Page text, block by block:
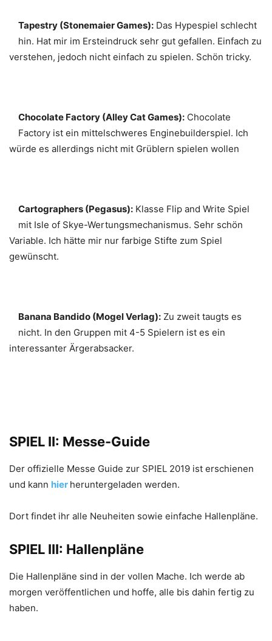
Tapestry (Stonemaier Games): Das Hypespiel schlecht
hin. Hat mir im Ersteindruck sehr gut gefallen. Einfach zu
verstehen, jedoch nicht einfach zu spielen. Schön tricky.
Chocolate Factory (Alley Cat Games): Chocolate
Factory ist ein mittelschweres Enginebuilderspiel. Ich
würde es allerdings nicht mit Grüblern spielen wollen
Cartographers (Pegasus): Klasse Flip and Write Spiel
mit Isle of Skye-Wertungsmechanismus. Sehr schön
Variable. Ich hätte mir nur farbige Stifte zum Spiel
gewünscht.
Banana Bandido (Mogel Verlag): Zu zweit taugts es
nicht. In den Gruppen mit 4-5 Spielern ist es ein
interessanter Ärgerabsacker.
SPIEL II: Messe-Guide
Der offizielle Messe Guide zur SPIEL 2019 ist erschienen
und kann hier heruntergeladen werden.
Dort findet ihr alle Neuheiten sowie einfache Hallenpläne.
SPIEL III: Hallenpläne
Die Hallenpläne sind in der vollen Mache. Ich werde ab
morgen veröffentlichen und hoffe, alle bis dahin fertig zu
haben.